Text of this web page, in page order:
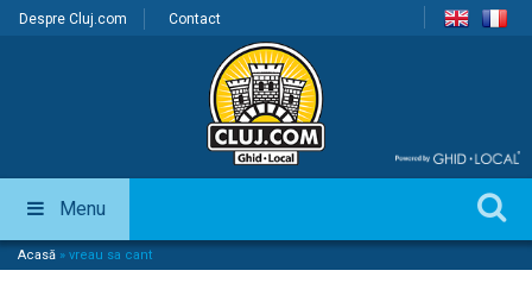
Despre Cluj.com Contact
Menu
Acasă » vreau sa cant